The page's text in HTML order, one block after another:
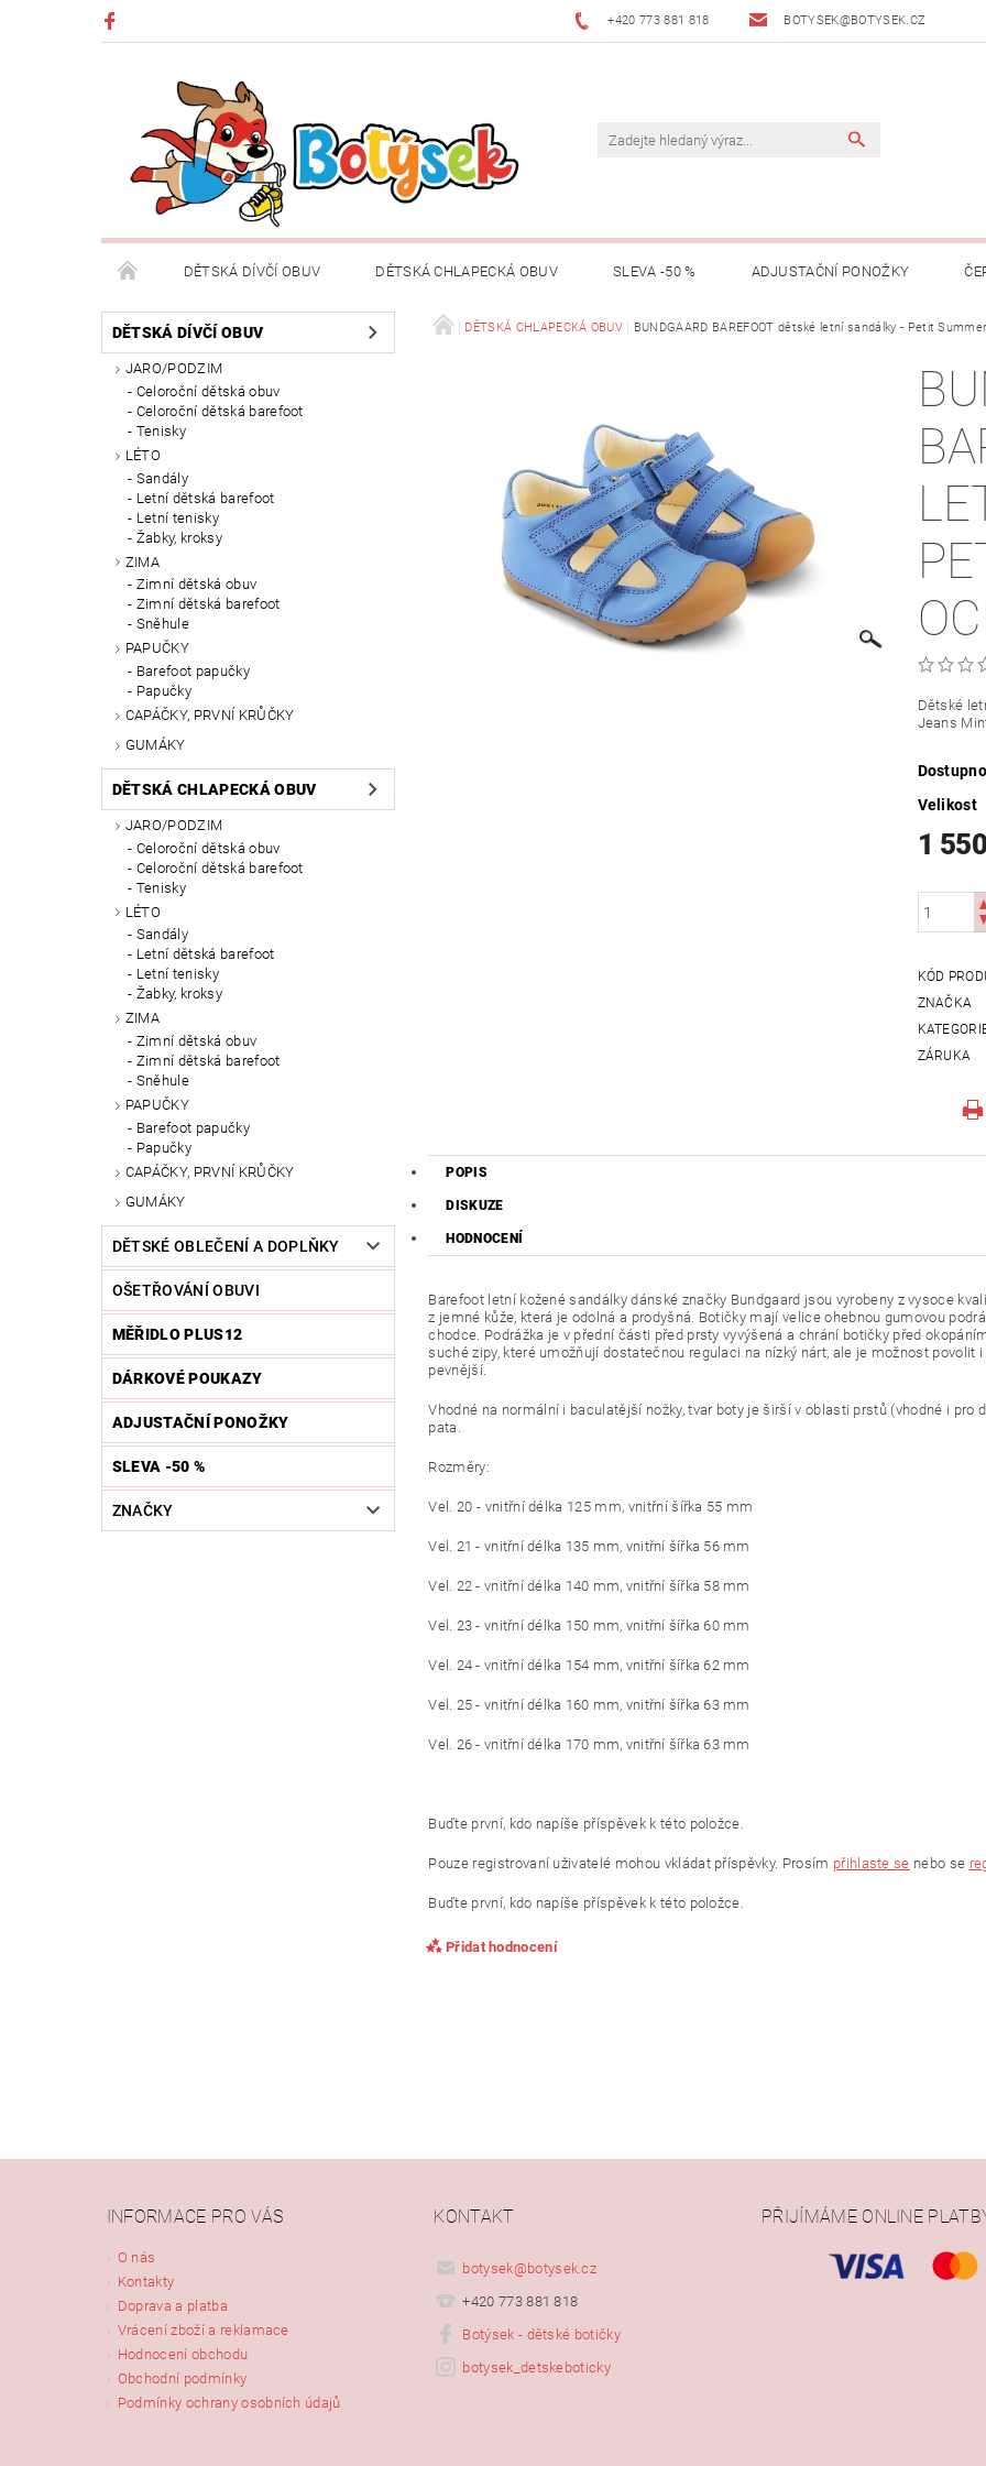
+420 773 881 818 BOTYSEK@BOTYSEK.CZ
DĚTSKÁ DÍVČÍ OBUV DĚTSKÁ CHLAPECKÁ OBUV SLEVA -50 % ADJUSTAČNÍ PONOŽKY
DĚTSKÉ OBLEČENÍ A DOPLŇKY DÁRKOVÉ POUKAZY OŠETŘOVÁNÍ OBUVI O NÁS KONTAKTY
DOPRAVA A PLATBA O ADJUSTAČNÍCH
DĚTSKÁ DÍVČÍ OBUV
JARO/PODZIM
Celoroční dětská obuv
Celoroční dětská barefoot
Tenisky
LÉTO
Sandály
Letní dětská barefoot
Letní tenisky
Žabky, kroksy
ZIMA
Zimní dětská obuv
Zimní dětská barefoot
Sněhule
PAPUČKY
Barefoot papučky
Papučky
CAPÁČKY, PRVNÍ KRŮČKY
GUMÁKY
DĚTSKÁ CHLAPECKÁ OBUV
JARO/PODZIM
Celoroční dětská obuv
Celoroční dětská barefoot
Tenisky
LÉTO
Sandály
Letní dětská barefoot
Letní tenisky
Žabky, kroksy
ZIMA
Zimní dětská obuv
Zimní dětská barefoot
Sněhule
PAPUČKY
Barefoot papučky
Papučky
CAPÁČKY, PRVNÍ KRŮČKY
GUMÁKY
DĚTSKÉ OBLEČENÍ A DOPLŇKY
OŠETŘOVÁNÍ OBUVI
MĚŘIDLO PLUS12
DÁRKOVÉ POUKAZY
ADJUSTAČNÍ PONOŽKY
SLEVA -50 %
ZNAČKY
DĚTSKÁ CHLAPECKÁ OBUV BUNDGAARD BAREFOOT dětské letní sandálky - Petit
Dětské
Jeans
Velikost
1
KÓD
ZNAČKA
ZÁRUKA
POPIS
DISKUZE
HODNOCENÍ
Barefoot letní kožené sandálky dánské značky Bundgaard jsou vyrobeny z vysoce
z jemné kůže, která je odolná a prodyšná. Botičky mají velice ohebnou gumovou
chodce. Podrážka je v přední části před prsty vyvýšená a chrání botičky před
suché zipy, které umožňují dostatečnou regulaci na nízký nárt, ale je možnost
pevnější.
Vhodné na normální i baculatější nožky, tvar boty je širší v oblasti prstů (vhodné i
pata.
Rozměry:
Vel. 20 - vnitřní délka 125 mm, vnitřní šířka 55 mm
Vel. 21 - vnitřní délka 135 mm, vnitřní šířka 56 mm
Vel. 22 - vnitřní délka 140 mm, vnitřní šířka 58 mm
Vel. 23 - vnitřní délka 150 mm, vnitřní šířka 60 mm
Vel. 24 - vnitřní délka 154 mm, vnitřní šířka 62 mm
Vel. 25 - vnitřní délka 160 mm, vnitřní šířka 63 mm
Vel. 26 - vnitřní délka 170 mm, vnitřní šířka 63 mm
Buďte první, kdo napíše příspěvek k této položce.
Pouze registrovaní uživatelé mohou vkládat příspěvky. Prosím přihlaste se nebo se
Buďte první, kdo napíše příspěvek k této položce.
Přidat hodnocení
INFORMACE PRO VÁS
O nás
Kontakty
Doprava a platba
Vrácení zboží a reklamace
Hodnocení obchodu
Obchodní podmínky
Podmínky ochrany osobních údajů
KONTAKT
botysek@botysek.cz
+420 773 881 818
Botýsek - dětské botičky
botysek_detskeboticky
PŘIJÍMÁME ONLINE